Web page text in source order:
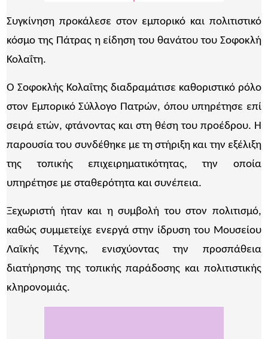
Συγκίνηση προκάλεσε στον εμπορικό και πολιτιστικό
κόσμο της Πάτρας η είδηση του θανάτου του Σοφοκλή
Κολαΐτη.
Ο Σοφοκλής Κολαΐτης διαδραμάτισε καθοριστικό ρόλο
στον Εμπορικό Σύλλογο Πατρών, όπου υπηρέτησε επί
σειρά ετών, φτάνοντας και στη θέση του προέδρου. Η
παρουσία του συνδέθηκε με τη στήριξη και την εξέλιξη
της τοπικής επιχειρηματικότητας, την οποία
υπηρέτησε με σταθερότητα και συνέπεια.
Ξεχωριστή ήταν και η συμβολή του στον πολιτισμό,
καθώς συμμετείχε ενεργά στην ίδρυση του Μουσείου
Λαϊκής Τέχνης, ενισχύοντας την προσπάθεια
διατήρησης της τοπικής παράδοσης και πολιτιστικής
κληρονομιάς.